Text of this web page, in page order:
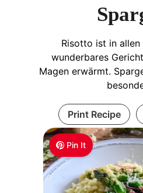
Pin It
Risotto ist in allen
wunderbares
Magen erwärmt.
Print Recipe